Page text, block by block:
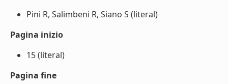
Pini R, Salimbeni R, Siano S (literal)
Pagina inizio
15 (literal)
Pagina fine